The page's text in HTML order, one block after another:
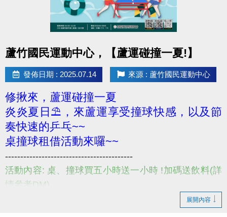
蘆竹國民運動中心，【蘆運碰撞一夏!】
發佈日期 : 2025.07.14 來源 : 蘆竹國民運動中心
修揪來，蘆運碰撞一夏
炎炎夏日⛱，來蘆運享受撞球快感，以及節
奏快速的乒乓~~
桌撞球租借活動來囉~~
------------------------------------------
活動內容: 桌、撞球買五小時送一小時 !加碼送飲料(詳
情參考DM)
展開內容